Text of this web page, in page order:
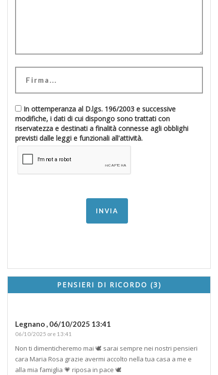
In ottemperanza al D.lgs. 196/2003 e successive
modifiche, i dati di cui dispongo sono trattati con
riservatezza e destinati a finalità connesse agli obblighi
previsti dalle leggi e funzionali all'attività.
PENSIERI DI RICORDO (3)
Legnano , 06/10/2025 13:41
06/10/2025 ore 13:41
Non ti dimenticheremo mai 🕊️ sarai sempre nei nostri pensieri
cara Maria Rosa grazie avermi accolto nella tua casa a me e
alla mia famiglia 💗 riposa in pace 🕊️